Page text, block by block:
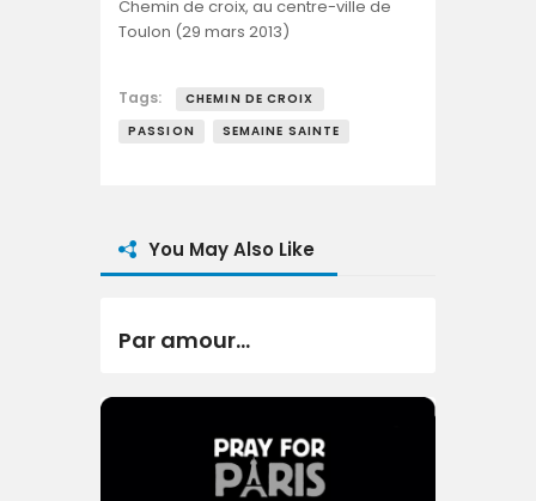
Chemin de croix, au centre-ville de
Toulon (29 mars 2013)
Tags:
CHEMIN DE CROIX
PASSION
SEMAINE SAINTE
You May Also Like
Par amour…